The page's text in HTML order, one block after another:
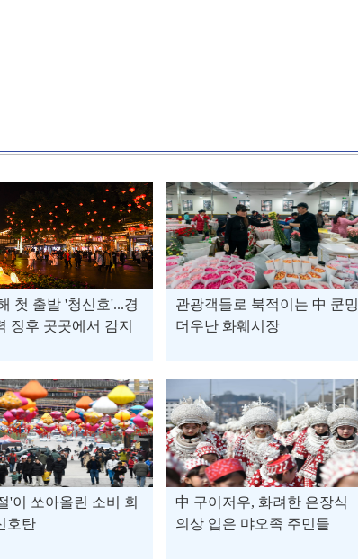
첫 출발 '청신호'...경
징후 곳곳에서 감지
관광객들로 북적이는 中 쿤밍
더우난 화훼시장
'이 쏘아올린 소비 회
호탄
中 구이저우, 화려한 은장식
의상 입은 먀오족 주민들